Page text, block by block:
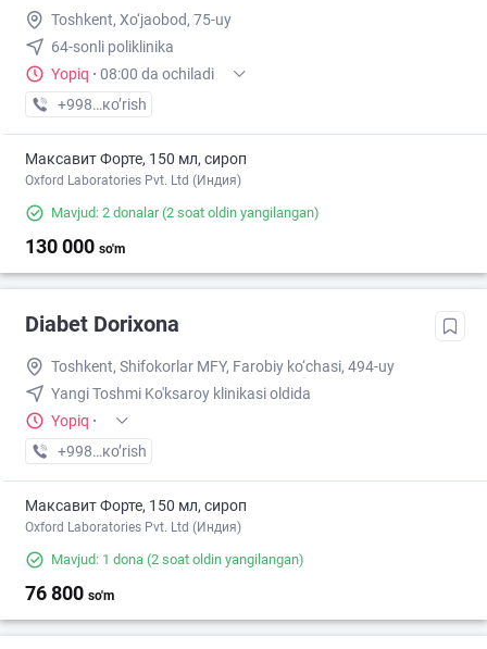
Toshkent, Xo‘jaobod, 75-uy
64-sonli poliklinika
Yopiq · 08:00 da ochiladi
+998 (95) XXX-XX-XX
кo’rish
Максавит Форте, 150 мл, сироп
Oxford Laboratories Pvt. Ltd (Индия)
Mavjud: 2 donalar(2 soat oldin yangilangan)
130 000 so'm
Diabet Dorixona
Toshkent, Shifokorlar MFY, Farobiy ko‘chasi, 494-uy
Yangi Toshmi Ko'ksaroy klinikasi oldida
Yopiq ·
+998 (55) XXX-XX-XX
кo’rish
Максавит Форте, 150 мл, сироп
Oxford Laboratories Pvt. Ltd (Индия)
Mavjud: 1 dona (2 soat oldin yangilangan)
76 800 so'm